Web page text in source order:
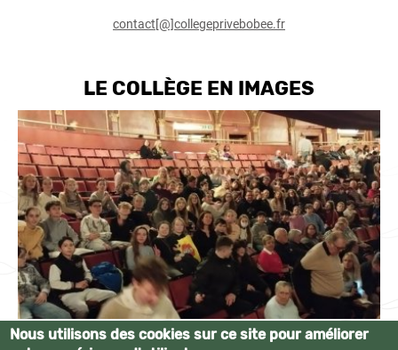
contact[@]collegeprivebobee.fr
LE COLLÈGE EN IMAGES
Nous utilisons des cookies sur ce site pour améliorer